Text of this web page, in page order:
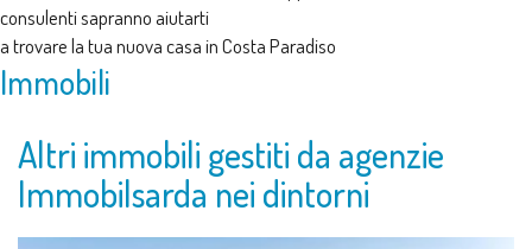
consulenti sapranno aiutarti
a trovare la tua nuova casa in Costa Paradiso
Immobili
Altri immobili gestiti da agenzie
Immobilsarda nei dintorni